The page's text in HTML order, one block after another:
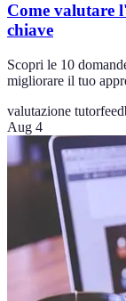
Come valutare
chiave
Scopri le 10
migliorare il tuo
valutazione tutor
Aug 4